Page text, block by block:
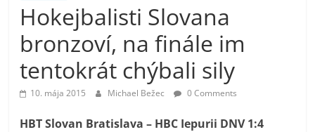
Hokejbalisti Slovana
bronzoví, na finále im
tentokrát chýbali sily
10. mája 2015 Michael Bežec 0 Comments
HBT Slovan Bratislava – HBC Iepurii DNV 1:4